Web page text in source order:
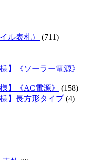
ル表札）
(711)
】《ソーラー電源》
】《AC電源》
(158)
】長方形タイプ(4)